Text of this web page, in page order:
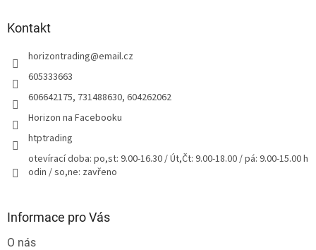
Kontakt
horizontrading@email.cz
605333663
606642175, 731488630, 604262062
Horizon na Facebooku
htptrading
otevírací doba: po,st: 9.00-16.30 / Út,Čt: 9.00-18.00 / pá: 9.00-15.00 h
odin / so,ne: zavřeno
Informace pro Vás
O nás